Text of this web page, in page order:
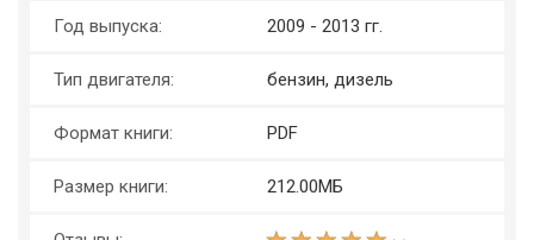
Год выпуска: 2009 - 2013 гг.
Тип двигателя: бензин, дизель
Формат книги: PDF
Размер книги: 212.00МБ